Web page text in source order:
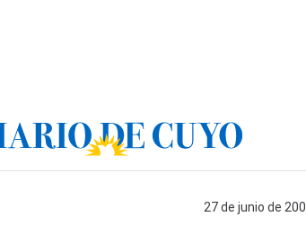
27 de junio de